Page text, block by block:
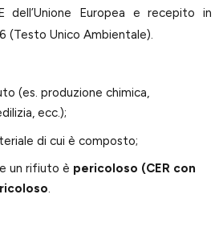
dell’Unione Europea e recepito in
(Testo Unico Ambientale).
(es. produzione chimica,
ecc.);
di cui è composto;
un rifiuto è pericoloso (CER con
.